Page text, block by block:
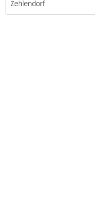
Zehlendorf